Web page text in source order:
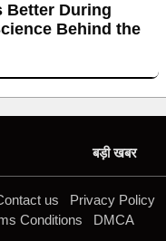
Better During
Behind the
बड़ी खबर
us Privacy Policy
Conditions
DMCA